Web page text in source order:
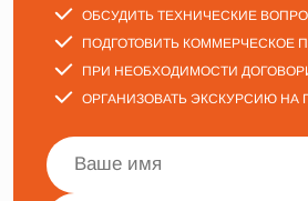
ОБСУДИТЬ ТЕХНИЧЕСКИЕ
ПОДГОТОВИТЬ КОММЕРЧЕСКОЕ
ПРИ НЕОБХОДИМОСТИ
ОРГАНИЗОВАТЬ ЭКСКУРСИЮ НА